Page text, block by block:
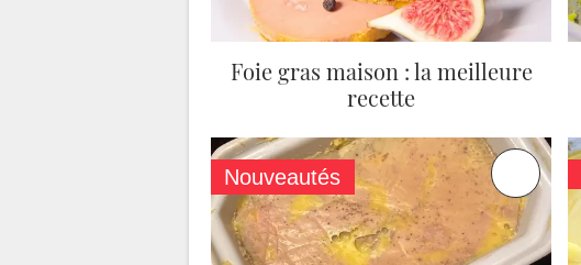
Foie gras maison : la meilleure
recette
Nouveautés